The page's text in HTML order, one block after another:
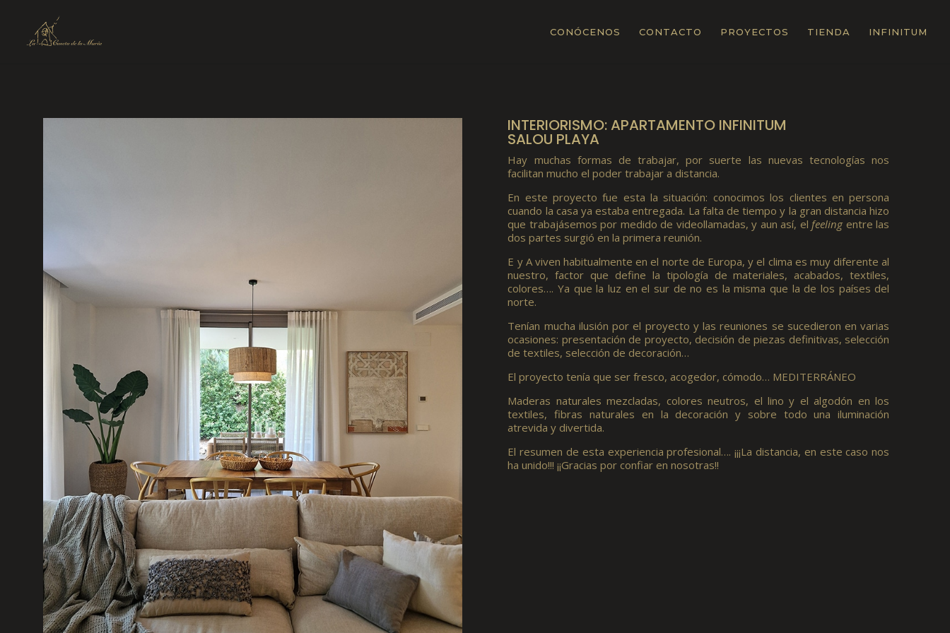
CONÓCENOS CONTACTO PROYECTOS TIENDA INFINITUM
INTERIORISMO: APARTAMENTO INFINITUM
SALOU PLAYA
Hay muchas formas de trabajar, por suerte las nuevas tecnologías nos
facilitan mucho el poder trabajar a distancia.
En este proyecto fue esta la situación: conocimos los clientes en persona
cuando la casa ya estaba entregada. La falta de tiempo y la gran distancia hizo
que trabajásemos por medido de videollamadas, y aun así, el feeling entre las
dos partes surgió en la primera reunión.
E y A viven habitualmente en el norte de Europa, y el clima es muy diferente al
nuestro, factor que define la tipología de materiales, acabados, textiles,
colores…. Ya que la luz en el sur de no es la misma que la de los países del
norte.
Tenían mucha ilusión por el proyecto y las reuniones se sucedieron en varias
ocasiones: presentación de proyecto, decisión de piezas definitivas, selección
de textiles, selección de decoración…
El proyecto tenía que ser fresco, acogedor, cómodo… MEDITERRÁNEO
Maderas naturales mezcladas, colores neutros, el lino y el algodón en los
textiles, fibras naturales en la decoración y sobre todo una iluminación
atrevida y divertida.
El resumen de esta experiencia profesional…. ¡¡¡La distancia, en este caso nos
ha unido!!! ¡¡Gracias por confiar en nosotras!!